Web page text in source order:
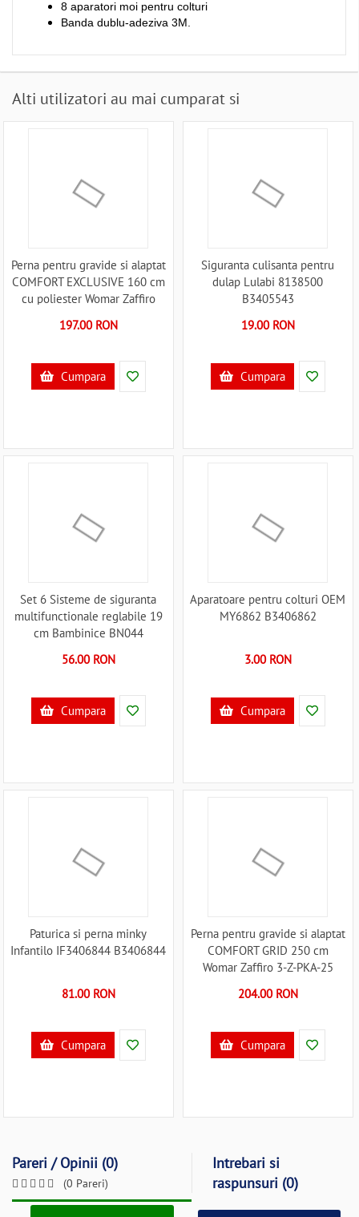
8 aparatori moi pentru colturi
Banda dublu-adeziva 3M.
Alti utilizatori au mai cumparat si
Perna pentru gravide si alaptat
COMFORT EXCLUSIVE 160 cm
cu poliester Womar Zaffiro
197.00 RON
Cumpara
Siguranta culisanta pentru
dulap Lulabi 8138500
B3405543
19.00 RON
Cumpara
Set 6 Sisteme de siguranta
multifunctionale reglabile 19
cm Bambinice BN044
56.00 RON
Cumpara
Aparatoare pentru colturi OEM
MY6862 B3406862
3.00 RON
Cumpara
Paturica si perna minky
Infantilo IF3406844 B3406844
81.00 RON
Cumpara
Perna pentru gravide si alaptat
COMFORT GRID 250 cm
Womar Zaffiro 3-Z-PKA-25
204.00 RON
Cumpara
Pareri / Opinii (0)
(0 Pareri)
Intrebari si
raspunsuri (0)